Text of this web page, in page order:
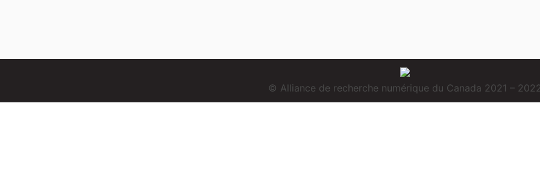
© Alliance de recherche numérique du Canada 2021 –